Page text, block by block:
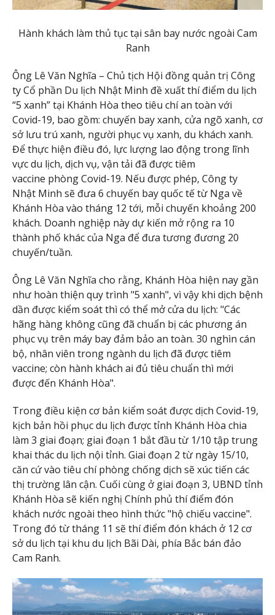
Hành khách làm thủ tục tại sân bay nước ngoài Cam
Ranh
Ông Lê Văn Nghĩa – Chủ tịch Hội đồng quản trị Công
ty Cổ phần Du lịch Nhật Minh đề xuất thí điểm du lịch
“5 xanh” tại Khánh Hòa theo tiêu chí an toàn với
Covid-19, bao gồm: chuyến bay xanh, cửa ngõ xanh, cơ
sở lưu trú xanh, người phục vụ xanh, du khách xanh.
Để thực hiện điều đó, lực lượng lao động trong lĩnh
vực du lịch, dịch vụ, vận tải đã được tiêm
vaccine phòng Covid-19. Nếu được phép, Công ty
Nhật Minh sẽ đưa 6 chuyến bay quốc tế từ Nga về
Khánh Hòa vào tháng 12 tới, mỗi chuyến khoảng 200
khách. Doanh nghiệp này dự kiến mở rộng ra 10
thành phố khác của Nga để đưa tương đương 20
chuyến/tuần.
Ông Lê Văn Nghĩa cho rằng, Khánh Hòa hiện nay gần
như hoàn thiện quy trình "5 xanh", vì vậy khi dịch bệnh
dần được kiểm soát thì có thể mở cửa du lịch: "Các
hãng hàng không cũng đã chuẩn bị các phương án
phục vụ trên máy bay đảm bảo an toàn. 30 nghìn cán
bộ, nhân viên trong ngành du lịch đã được tiêm
vaccine; còn hành khách ai đủ tiêu chuẩn thì mới
được đến Khánh Hòa".
Trong điều kiện cơ bản kiểm soát được dịch Covid-19,
kịch bản hồi phục du lịch được tỉnh Khánh Hòa chia
làm 3 giai đoạn; giai đoạn 1 bắt đầu từ 1/10 tập trung
khai thác du lịch nội tỉnh. Giai đoạn 2 từ ngày 15/10,
căn cứ vào tiêu chí phòng chống dịch sẽ xúc tiến các
thị trường lân cận. Cuối cùng ở giai đoạn 3, UBND tỉnh
Khánh Hòa sẽ kiến nghị Chính phủ thí điểm đón
khách nước ngoài theo hình thức "hộ chiếu vaccine".
Trong đó từ tháng 11 sẽ thí điểm đón khách ở 12 cơ
sở du lịch tại khu du lịch Bãi Dài, phía Bắc bán đảo
Cam Ranh.